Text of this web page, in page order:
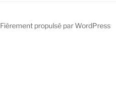
Fièrement propulsé par WordPress